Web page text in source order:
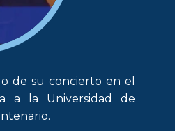
de su concierto en el
a la Universidad de